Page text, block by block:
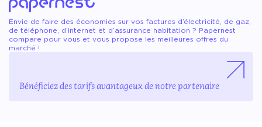
Envie de faire des économies sur vos factures d’électricité, de gaz,
de téléphone, d’internet et d’assurance habitation ? Papernest
compare pour vous et vous propose les meilleures offres du
marché !
Bénéficiez des tarifs avantageux de notre partenaire